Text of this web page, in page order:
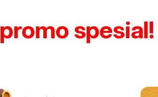
promo spesial!